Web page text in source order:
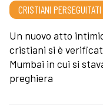
CRISTIANI PERSEGUITATI
Un nuovo atto
cristiani si è
Mumbai in cui si
preghiera